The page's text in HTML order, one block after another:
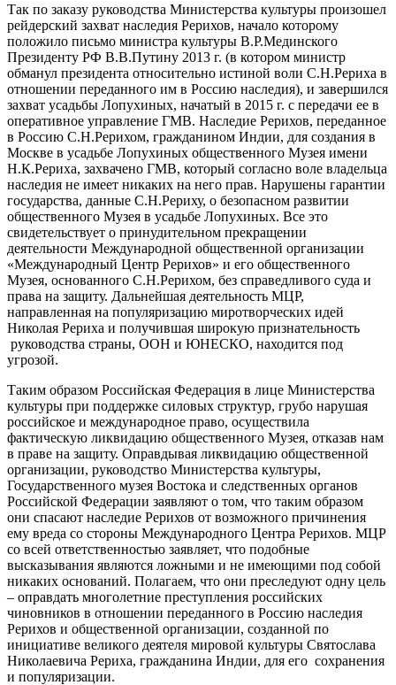
Так по заказу руководства Министерства культуры произошел
рейдерский захват наследия Рерихов, начало которому
положило письмо министра культуры В.Р.Мединского
Президенту РФ В.В.Путину 2013 г. (в котором министр
обманул президента относительно истиной воли С.Н.Рериха в
отношении переданного им в Россию наследия), и завершился
захват усадьбы Лопухиных, начатый в 2015 г. с передачи ее в
оперативное управление ГМВ. Наследие Рерихов, переданное
в Россию С.Н.Рерихом, гражданином Индии, для создания в
Москве в усадьбе Лопухиных общественного Музея имени
Н.К.Рериха, захвачено ГМВ, который согласно воле владельца
наследия не имеет никаких на него прав. Нарушены гарантии
государства, данные С.Н.Рериху, о безопасном развитии
общественного Музея в усадьбе Лопухиных. Все это
свидетельствует о принудительном прекращении
деятельности Международной общественной организации
«Международный Центр Рерихов» и его общественного
Музея, основанного С.Н.Рерихом, без справедливого суда и
права на защиту. Дальнейшая деятельность МЦР,
направленная на популяризацию миротворческих идей
Николая Рериха и получившая широкую признательность
руководства страны, ООН и ЮНЕСКО, находится под
угрозой.
Таким образом Российская Федерация в лице Министерства
культуры при поддержке силовых структур, грубо нарушая
российское и международное право, осуществила
фактическую ликвидацию общественного Музея, отказав нам
в праве на защиту. Оправдывая ликвидацию общественной
организации, руководство Министерства культуры,
Государственного музея Востока и следственных органов
Российской Федерации заявляют о том, что таким образом
они спасают наследие Рерихов от возможного причинения
ему вреда со стороны Международного Центра Рерихов. МЦР
со всей ответственностью заявляет, что подобные
высказывания являются ложными и не имеющими под собой
никаких оснований. Полагаем, что они преследуют одну цель
– оправдать многолетние преступления российских
чиновников в отношении переданного в Россию наследия
Рерихов и общественной организации, созданной по
инициативе великого деятеля мировой культуры Святослава
Николаевича Рериха, гражданина Индии, для его сохранения
и популяризации.